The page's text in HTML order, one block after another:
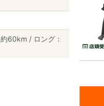
60km / ロング：